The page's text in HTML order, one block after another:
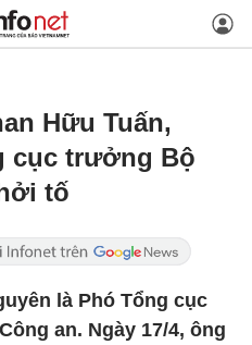
Hữu Tuấn,
cục trưởng Bộ
tố
là Phó Tổng cục
an. Ngày 17/4, ông